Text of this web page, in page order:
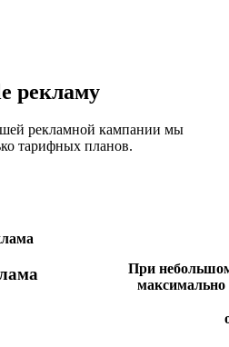
рекламу
рекламной кампании мы
тарифных планов.
При
максимально